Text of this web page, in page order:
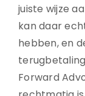
juiste wijze
kan daar
hebben, en
Forward